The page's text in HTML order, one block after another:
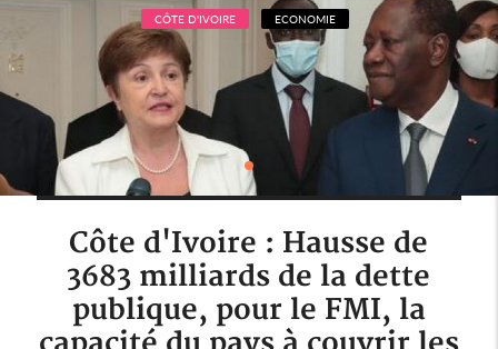
CÔTE D'IVOIRE ECONOMIE
Côte d'Ivoire : Hausse de
3683 milliards de la dette
publique, pour le FMI, la